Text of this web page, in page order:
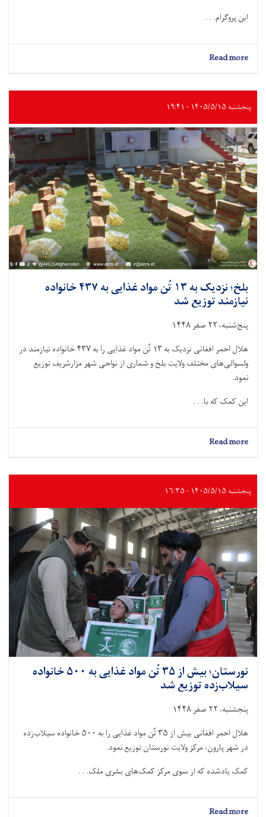
این پروگرام. . .
Read more
لوگر؛
صدها
خانواده
آب
آشامیدنی
سالم
و
حفظ‌الصحه
آگاهی‌دهی
شد
پنجشنبه ۱۴۰۵/۵/۱۵ - ۱۹:۴۱
بلخ؛ نزدیک به ۱۳ تُن مواد غذایی به ۴۳۷ خانواده
نیازمند توزیع شد
پنج‌شنبه، ۲۲ صفر ۱۴۴۸
هلال احمر افغانی نزدیک به ۱۳ تُن مواد غذایی را به ۴۳۷ خانواده نیازمند در
ولسوالی‌های مختلف ولایت بلخ و شماری از نواحی شهر مزارشریف توزیع
نمود.
این کمک‌ که با. . .
Read more
بلخ؛
به
۱۳
مواد
غذایی
به
۴۳۷
خانواده
نیازمند
توزیع
شد
پنجشنبه ۱۴۰۵/۵/۱۵ - ۱۶:۳۵
نورستان؛ بیش از ۳۵ تُن مواد غذایی به ۵۰۰ خانواده
سیلاب‌زده توزیع شد
پنجشنبه، ۲۲ صفر ۱۴۴۸
هلال احمر افغانی بیش از ۳۵ تُن مواد غذایی را به ۵۰۰ خانواده سیلاب‌زده
در شهر پارون، مرکز ولایت نورستان توزیع نمود.
کمک یادشده که از سوی مرکز کمک‌های بشرى ملک. . .
Read more